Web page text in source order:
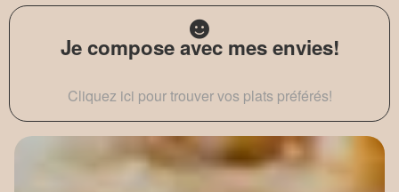
Je compose avec mes envies!
Cliquez ici pour trouver vos plats préférés!